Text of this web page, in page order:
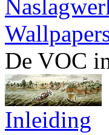
De VOC
Inleiding